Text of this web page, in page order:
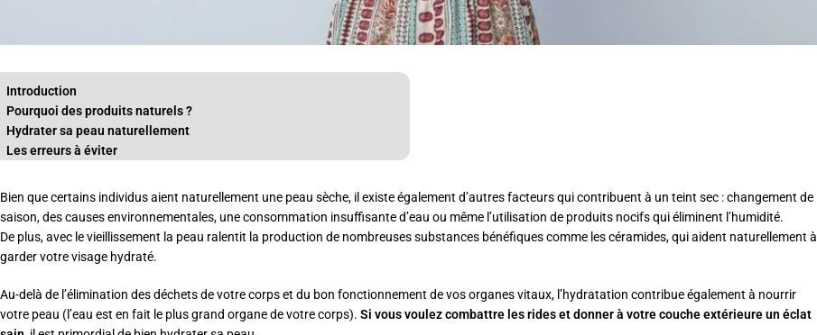
Introduction
Pourquoi des produits naturels ?
Hydrater sa peau naturellement
Les erreurs à éviter
Bien que certains individus aient naturellement une peau sèche, il existe également d’autres facteurs qui contribuent à un teint sec : changement de
saison, des causes environnementales, une consommation insuffisante d’eau ou même l’utilisation de produits nocifs qui éliminent l’humidité.
De plus, avec le vieillissement la peau ralentit la production de nombreuses substances bénéfiques comme les céramides, qui aident naturellement à
garder votre visage hydraté.
Au-delà de l’élimination des déchets de votre corps et du bon fonctionnement de vos organes vitaux, l’hydratation contribue également à nourrir
votre peau (l’eau est en fait le plus grand organe de votre corps). Si vous voulez combattre les rides et donner à votre couche extérieure un éclat